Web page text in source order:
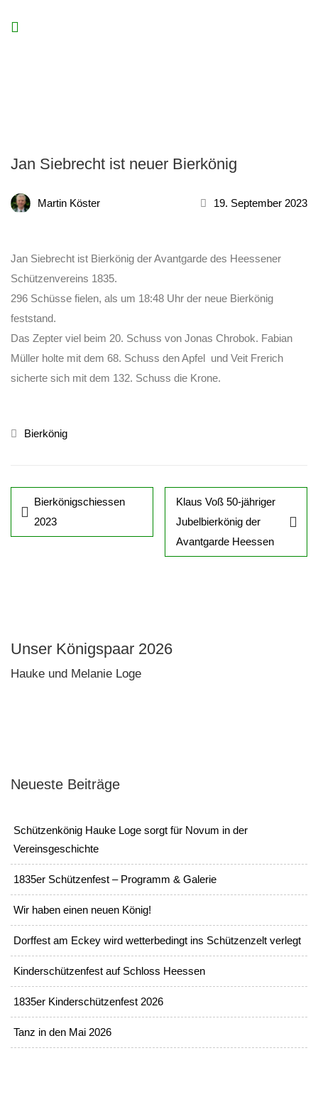
Jan Siebrecht ist neuer Bierkönig
Martin Köster 19. September 2023
Jan Siebrecht ist Bierkönig der Avantgarde des Heessener
Schützenvereins 1835.
296 Schüsse fielen, als um 18:48 Uhr der neue Bierkönig
feststand.
Das Zepter viel beim 20. Schuss von Jonas Chrobok. Fabian
Müller holte mit dem 68. Schuss den Apfel und Veit Frerich
sicherte sich mit dem 132. Schuss die Krone.
Bierkönig
Bierkönigschiessen
2023
Klaus Voß 50-jähriger
Jubelbierkönig der
Avantgarde Heessen
Unser Königspaar 2026
Hauke und Melanie Loge
Neueste Beiträge
Schützenkönig Hauke Loge sorgt für Novum in der
Vereinsgeschichte
1835er Schützenfest – Programm & Galerie
Wir haben einen neuen König!
Dorffest am Eckey wird wetterbedingt ins Schützenzelt verlegt
Kinderschützenfest auf Schloss Heessen
1835er Kinderschützenfest 2026
Tanz in den Mai 2026